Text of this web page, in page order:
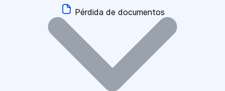
Pérdida de documentos